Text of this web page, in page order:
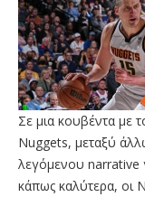
Σε μια κουβέντα με
Nuggets, μεταξύ
λεγόμενου narrative
κάπως καλύτερα, οι